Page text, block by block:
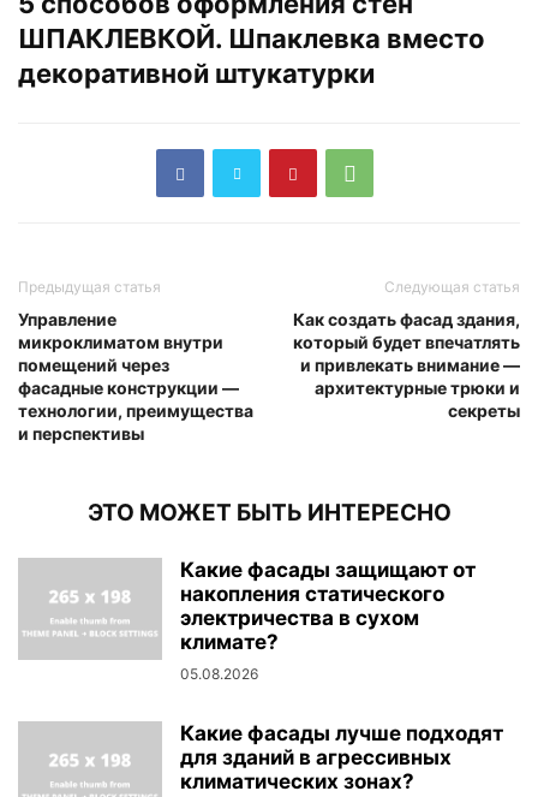
ШПАКЛЕВКОЙ. Шпаклевка вместо
декоративной штукатурки
Предыдущая статья
Управление
микроклиматом внутри
помещений через
фасадные конструкции —
технологии, преимущества
и перспективы
Следующая статья
Как создать фасад здания,
который будет впечатлять
и привлекать внимание —
архитектурные трюки и
секреты
ЭТО МОЖЕТ БЫТЬ ИНТЕРЕСНО
Какие фасады защищают от
накопления статического
электричества в сухом
климате?
05.08.2026
Какие фасады лучше подходят
для зданий в агрессивных
климатических зонах?